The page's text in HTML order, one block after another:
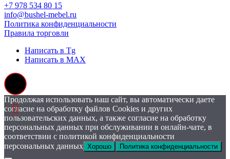
+7 978 534 80 15
info@bushel-mebel.ru
Политика конфиденциальности
Правила торговли
Написать в Tg
Написать в MAX
Продолжая использовать наш сайт, вы автоматически даете
согласие на обработку файлов Cookies и других
пользовательских данных, а также согласие на обработку
персональных данных при обслуживании в онлайн-чате, в
соответствии с политикой конфиденциальности
персональных данных Хорошо Политика конфиденциальности